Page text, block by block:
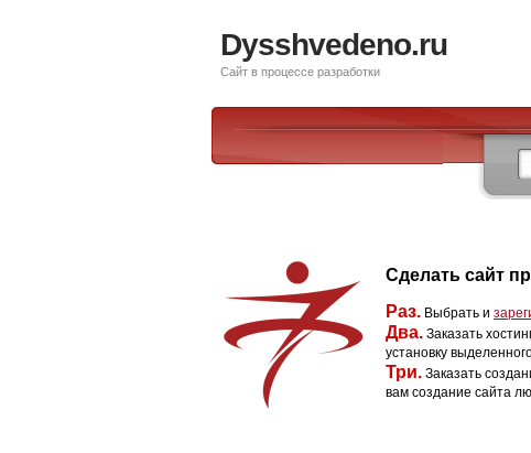
Dysshvedeno.ru
Сайт в процессе разработки
Сделать сайт
Раз. Выбрать и
Два. Заказать
установку
Три. Заказать
вам создание сайта